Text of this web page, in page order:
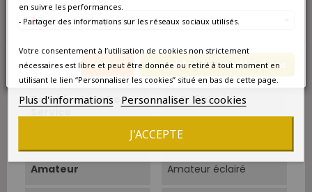
France métropolitaine
Annuler Enregistrer les modifications
Cépage Dominant
Cépages
Grenache, Cinsault et
Syrah.
Température De
8°C-10°C.
Aujourd'hui
Amateur Amateur éclairé
en suivre les performances.
- Partager des informations sur les réseaux sociaux utilisés.
Votre consentement à l’utilisation de cookies non strictement
nécessaires est libre et peut être donnée ou retiré à tout moment en
utilisant le lien “Personnaliser les cookies” situé en bas de cette page.
Plus d'informations Personnaliser les cookies
J'ACCEPTE